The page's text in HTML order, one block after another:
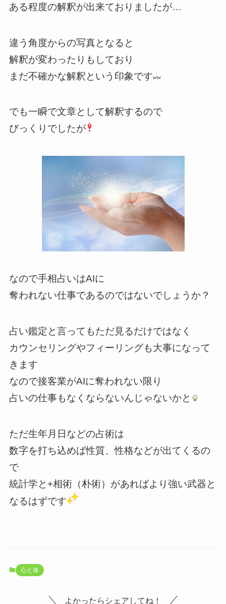
ある程度の解釈が出来ておりましたが…
違う角度からの写真となると
解釈が変わったりもしており
まだ不確かな解釈という印象です
でも一瞬で文章として解釈するので
びっくりでしたが
なので手相占いはAIに
奪われない仕事であるのではないでしょうか？
占い鑑定と言ってもただ見るだけではなく
カウンセリングやフィーリングも大事になって
きます
なので接客業がAIに奪われない限り
占いの仕事もなくならないんじゃないかと
ただ生年月日などの占術は
数字を打ち込めば性質、性格などが出てくるの
で
統計学と+相術（朴術）があればより強い武器と
なるはずです
心と体
よかったらシェアしてね！